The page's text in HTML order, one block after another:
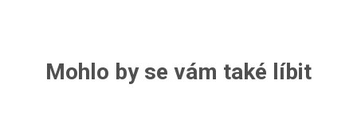
Mohlo by se vám také líbit